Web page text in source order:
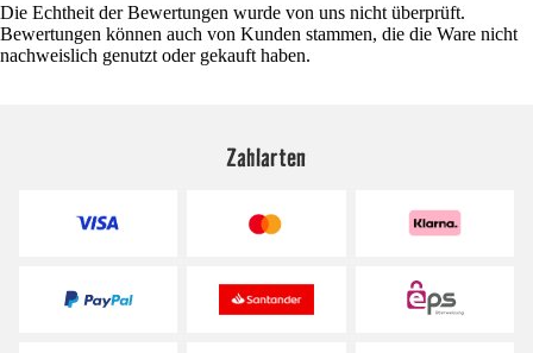
Die Echtheit der Bewertungen wurde von uns nicht überprüft.
Bewertungen können auch von Kunden stammen, die die Ware nicht
nachweislich genutzt oder gekauft haben.
Zahlarten